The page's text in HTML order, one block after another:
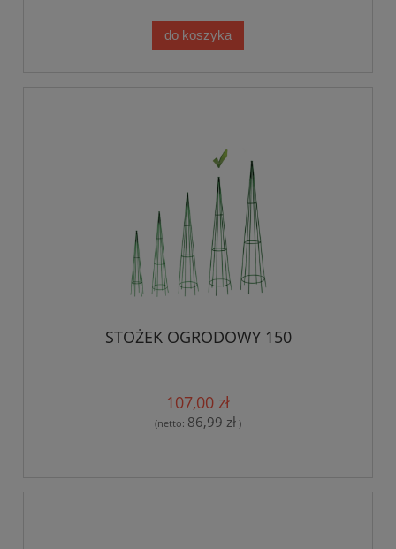
do koszyka
STOŻEK OGRODOWY 150
107,00 zł
(netto: 86,99 zł )